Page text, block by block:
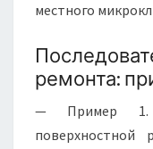
местного
ремонта:
— Пример 1.
поверхностной